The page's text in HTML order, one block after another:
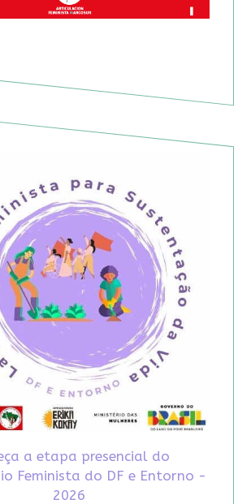
a etapa presencial do
Feminista do DF e Entorno -
2026